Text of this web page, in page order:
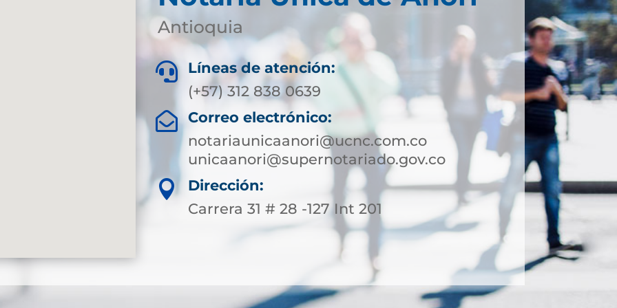
Antioquia

Líneas de atención:
(+57) 312 838 0639
 Correo electrónico:
notariaunicaanori@ucnc.com.co
unicaanori@supernotariado.gov.co

Dirección:
Carrera 31 # 28 -127 Int 201